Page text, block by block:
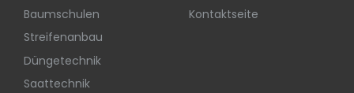
Baumschulen
Streifenanbau
Düngetechnik
Saattechnik
Kontaktseite